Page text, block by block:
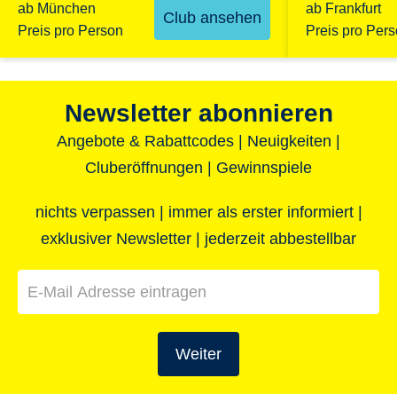
ab München
Preis pro Person
Club ansehen
ab Frankfurt
Preis pro
Newsletter abonnieren
Angebote & Rabattcodes | Neuigkeiten |
Cluberöffnungen | Gewinnspiele
nichts verpassen | immer als erster informiert |
exklusiver Newsletter | jederzeit abbestellbar
Weiter